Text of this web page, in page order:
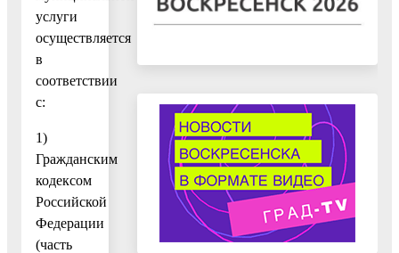
услуги
осуществляется
в
соответствии
с:
1)
Гражданским
кодексом
Российской
Федерации
(часть